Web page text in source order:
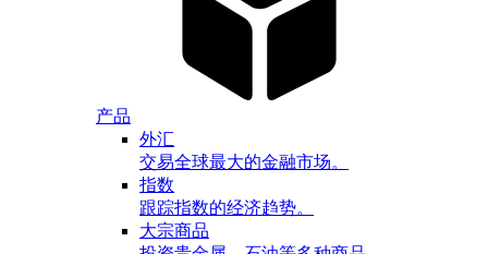
产品
外汇
交易全球最大的金融市场。
指数
跟踪指数的经济趋势。
大宗商品